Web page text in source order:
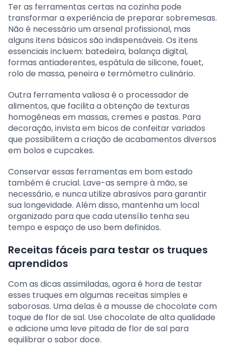
Ter as ferramentas certas na cozinha pode
transformar a experiência de preparar sobremesas.
Não é necessário um arsenal profissional, mas
alguns itens básicos são indispensáveis. Os itens
essenciais incluem: batedeira, balança digital,
formas antiaderentes, espátula de silicone, fouet,
rolo de massa, peneira e termômetro culinário.
Outra ferramenta valiosa é o processador de
alimentos, que facilita a obtenção de texturas
homogêneas em massas, cremes e pastas. Para
decoração, invista em bicos de confeitar variados
que possibilitem a criação de acabamentos diversos
em bolos e cupcakes.
Conservar essas ferramentas em bom estado
também é crucial. Lave-as sempre à mão, se
necessário, e nunca utilize abrasivos para garantir
sua longevidade. Além disso, mantenha um local
organizado para que cada utensílio tenha seu
tempo e espaço de uso bem definidos.
Receitas fáceis para testar os truques
aprendidos
Com as dicas assimiladas, agora é hora de testar
esses truques em algumas receitas simples e
saborosas. Uma delas é a mousse de chocolate com
toque de flor de sal. Use chocolate de alta qualidade
e adicione uma leve pitada de flor de sal para
equilibrar o sabor doce.